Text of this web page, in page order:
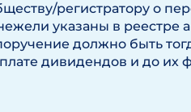
регистратору о
указаны в реестре
должно быть
дивидендов и до их